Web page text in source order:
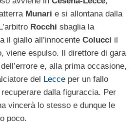
Munari e si allontana dalla
Rocchi sbaglia la
il giallo all’innocente Colucci il
viene espulso. Il direttore di gara
e, alla prima occasione,
del Lecce per un fallo
dalla figuraccia. Per
vincerà lo stesso e dunque le
poco.